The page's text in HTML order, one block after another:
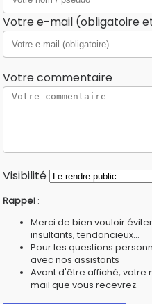
Votre e-mail (obligatoire
Votre commentaire
Visibilité
Rappel :
Merci de bien vouloir
insultants, tendancieux...
Pour les questions
avec nos assistants
Avant d'être affiché, votre
mail que vous recevrez.